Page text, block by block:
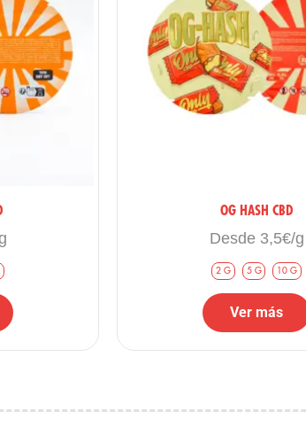
Cierra bien la bolsa zip tras cada uso.
la resina y preservar su pureza visual y
extracción al agua que he probado por este precio.”
el aroma es muy puro.”
aroma totalmente opuesto (amaderado
OG HASH CBD
Desde 3,5€/g
2 G 5 G 10 G
Ver más